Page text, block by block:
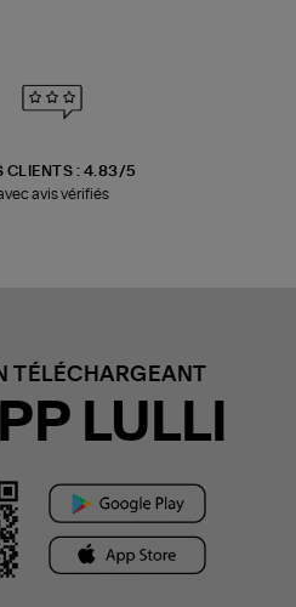
CLIENTS : 4.83/5
avis vérifiés
TÉLÉCHARGEANT
LULLI